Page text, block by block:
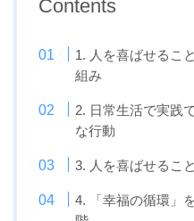
Contents
1. 人を喜ばせるこ
組み
2. 日常生活で実践
な行動
3. 人を喜ばせるこ
4. 「幸福の循環」